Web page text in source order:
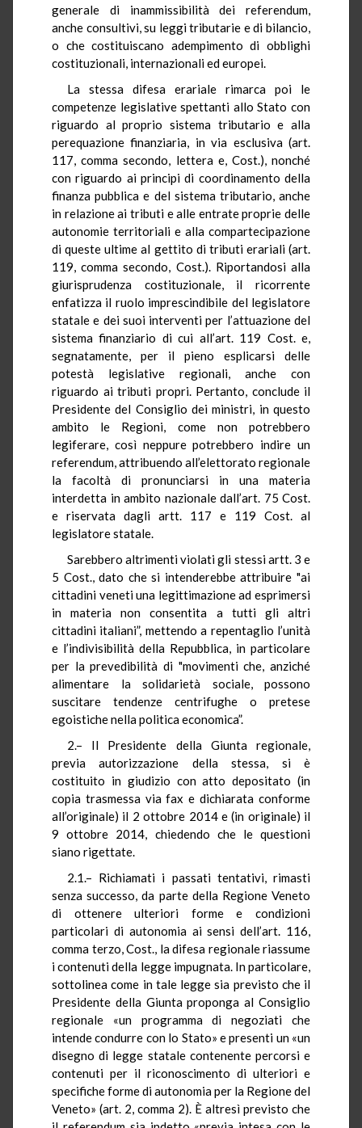
generale di inammissibilità dei referendum,
anche consultivi, su leggi tributarie e di bilancio,
o che costituiscano adempimento di obblighi
costituzionali, internazionali ed europei.
La stessa difesa erariale rimarca poi le
competenze legislative spettanti allo Stato con
riguardo al proprio sistema tributario e alla
perequazione finanziaria, in via esclusiva (art.
117, comma secondo, lettera e, Cost.), nonché
con riguardo ai principi di coordinamento della
finanza pubblica e del sistema tributario, anche
in relazione ai tributi e alle entrate proprie delle
autonomie territoriali e alla compartecipazione
di queste ultime al gettito di tributi erariali (art.
119, comma secondo, Cost.). Riportandosi alla
giurisprudenza costituzionale, il ricorrente
enfatizza il ruolo imprescindibile del legislatore
statale e dei suoi interventi per l’attuazione del
sistema finanziario di cui all’art. 119 Cost. e,
segnatamente, per il pieno esplicarsi delle
potestà legislative regionali, anche con
riguardo ai tributi propri. Pertanto, conclude il
Presidente del Consiglio dei ministri, in questo
ambito le Regioni, come non potrebbero
legiferare, così neppure potrebbero indire un
referendum, attribuendo all’elettorato regionale
la facoltà di pronunciarsi in una materia
interdetta in ambito nazionale dall’art. 75 Cost.
e riservata dagli artt. 117 e 119 Cost. al
legislatore statale.
Sarebbero altrimenti violati gli stessi artt. 3 e
5 Cost., dato che si intenderebbe attribuire "ai
cittadini veneti una legittimazione ad esprimersi
in materia non consentita a tutti gli altri
cittadini italiani”, mettendo a repentaglio l’unità
e l’indivisibilità della Repubblica, in particolare
per la prevedibilità di "movimenti che, anziché
alimentare la solidarietà sociale, possono
suscitare tendenze centrifughe o pretese
egoistiche nella politica economica”.
2.– Il Presidente della Giunta regionale,
previa autorizzazione della stessa, si è
costituito in giudizio con atto depositato (in
copia trasmessa via fax e dichiarata conforme
all’originale) il 2 ottobre 2014 e (in originale) il
9 ottobre 2014, chiedendo che le questioni
siano rigettate.
2.1.– Richiamati i passati tentativi, rimasti
senza successo, da parte della Regione Veneto
di ottenere ulteriori forme e condizioni
particolari di autonomia ai sensi dell’art. 116,
comma terzo, Cost., la difesa regionale riassume
i contenuti della legge impugnata. In particolare,
sottolinea come in tale legge sia previsto che il
Presidente della Giunta proponga al Consiglio
regionale «un programma di negoziati che
intende condurre con lo Stato» e presenti un «un
disegno di legge statale contenente percorsi e
contenuti per il riconoscimento di ulteriori e
specifiche forme di autonomia per la Regione del
Veneto» (art. 2, comma 2). È altresì previsto che